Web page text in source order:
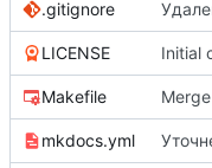
.gitignore
LICENSE
Makefile
mkdocs.yml